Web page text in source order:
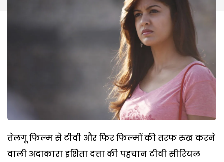
तेलगू फिल्म से टीवी और फिर फिल्मों की तरफ रुख करने
वाली अदाकारा इशिता दत्ता की पहचान टीवी सीरियल